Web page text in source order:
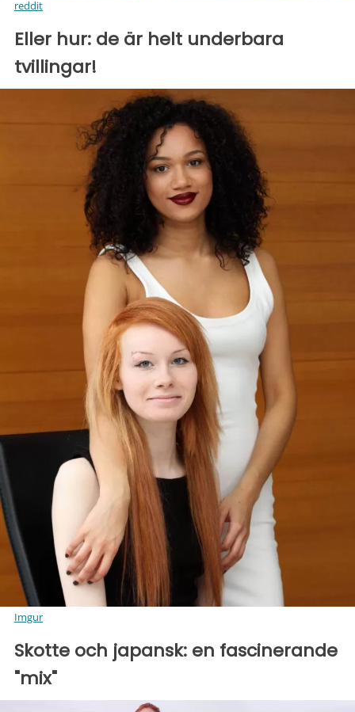
reddit
Eller hur: de är helt underbara
tvillingar!
Imgur
Skotte och japansk: en fascinerande
"mix"